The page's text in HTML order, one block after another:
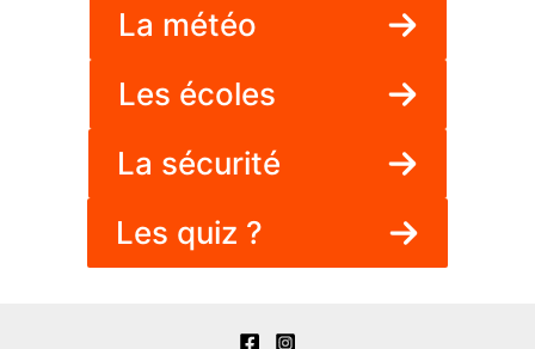
La météo
Les écoles
La sécurité
Les quiz ?